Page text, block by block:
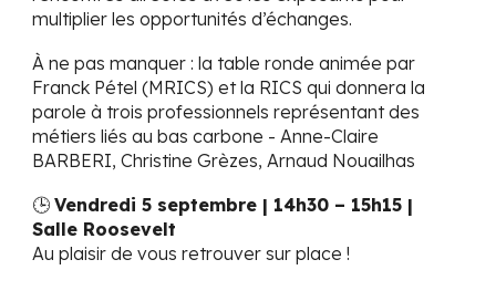
multiplier les opportunités d’échanges.
À ne pas manquer : la table ronde animée par
Franck Pétel (MRICS) et la RICS qui donnera la
parole à trois professionnels représentant des
métiers liés au bas carbone - Anne-Claire
BARBERI, Christine Grèzes, Arnaud Nouailhas
🕒Vendredi 5 septembre | 14h30 – 15h15 |
Salle Roosevelt
Au plaisir de vous retrouver sur place !